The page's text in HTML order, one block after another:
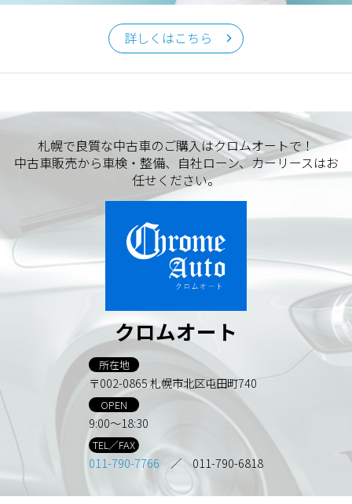
クロムオート
〒002-0865 札幌市北区屯田町740
TEL／011-790-7766FAX／011-790-6818
E-mail：info@chromeauto.co.jp
詳しくはこちら
札幌で良質な中古車のご購入はクロムオートで！
中古車販売から車検・整備、自社ローン、カーリースはお
任せください。
クロムオート
所在地
〒002-0865 札幌市北区屯田町740
OPEN
9:00～18:30
TEL／FAX
011-790-7766 ／ 011-790-6818